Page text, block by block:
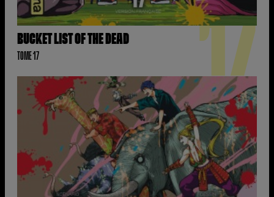
BUCKET LIST OF THE DEAD
TOME 17 17